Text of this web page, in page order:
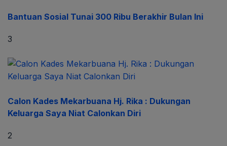
Bantuan Sosial Tunai 300 Ribu Berakhir Bulan Ini
3
Calon Kades Mekarbuana Hj. Rika : Dukungan
Keluarga Saya Niat Calonkan Diri
2